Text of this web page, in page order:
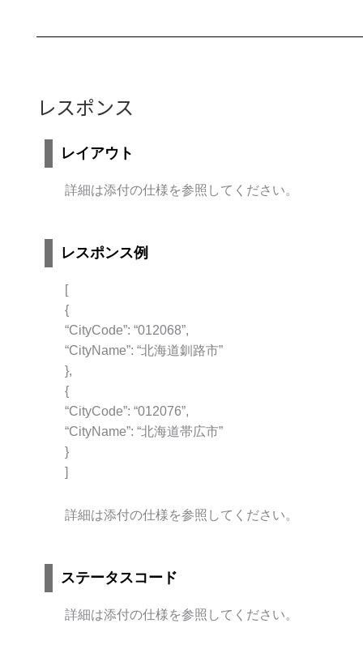
レスポンス
レイアウト
詳細は添付の仕様を参照してください。
レスポンス例
[
{
“CityCode”: “012068”,
“CityName”: “北海道釧路市”
},
{
“CityCode”: “012076”,
“CityName”: “北海道帯広市”
}
]
詳細は添付の仕様を参照してください。
ステータスコード
詳細は添付の仕様を参照してください。